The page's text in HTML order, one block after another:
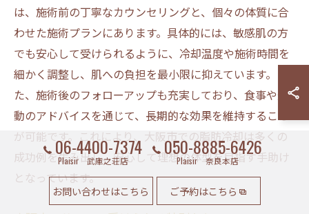
は、施術前の丁寧なカウンセリングと、個々の体質に合
わせた施術プランにあります。具体的には、敏感肌の方
でも安心して受けられるように、冷却温度や施術時間を
細かく調整し、肌への負担を最小限に抑えています。ま
た、施術後のフォローアップも充実しており、食事や運
動のアドバイスを通じて、長期的な効果を維持すること
が可能です。これにより、大阪市での脂肪冷却は多くの
成功例を生み出し、安心して理想の体型を目指す手助け
となっています。
06-4400-7374
Plaisir 武庫之荘店
050-8885-6426
Plaisir 奈良本店
お問い合わせはこちら ご予約はこちら